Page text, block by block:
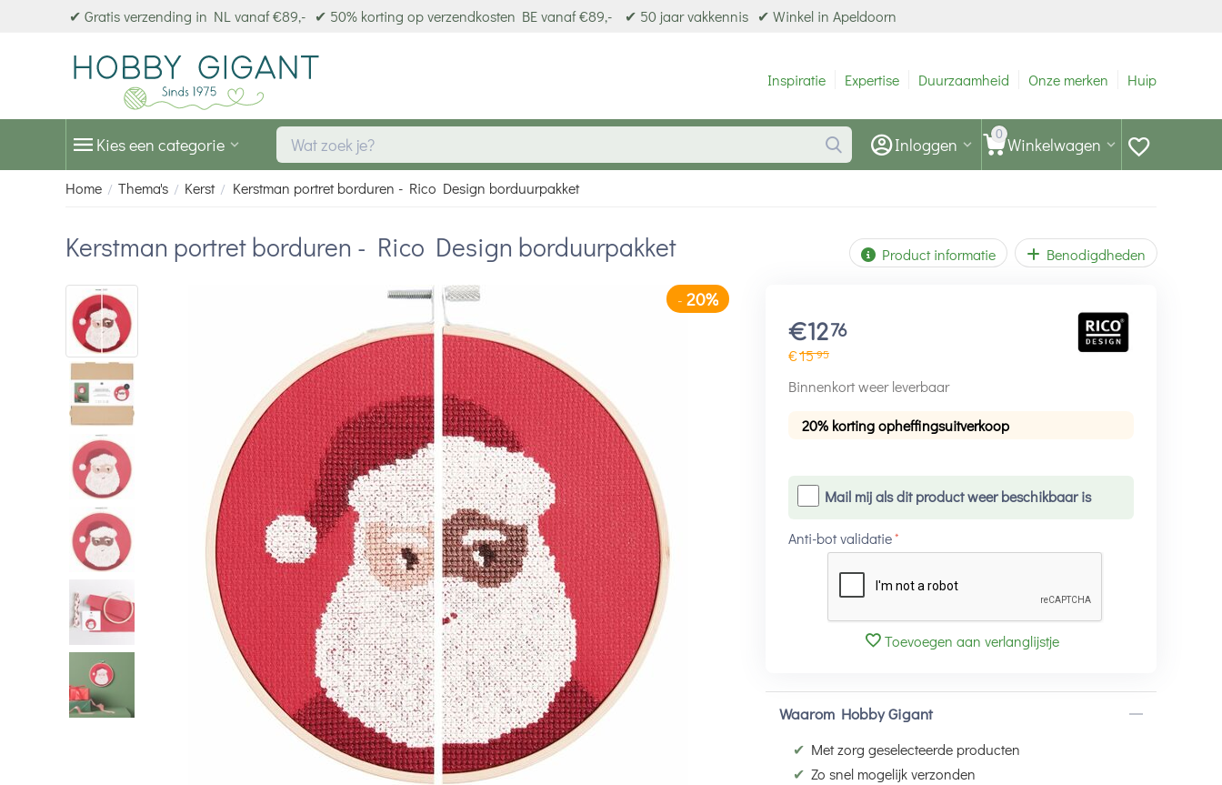
✔ Gratis verzending in NL vanaf €89,- ✔ 50% korting op verzendkosten BE vanaf €89,- ✔ 50 jaar vakkennis ✔ Winkel in Apeldoorn
Inspiratie Expertise Duurzaamheid Onze merken Hulp
Kies een categorie 0 Winkelwagen
Inloggen
Home / Thema's / Kerst / Kerstman portret borduren - Rico Design borduurpakket
Kerstman portret borduren - Rico Design borduurpakket Product informatie Benodigdheden
- 20%
€1276
€1595
Binnenkort weer leverbaar
20% korting opheffingsuitverkoop
Mail mij als dit product weer beschikbaar is
Anti-bot validatie
Toevoegen aan verlanglijstje
Waarom Hobby Gigant
✔ Met zorg geselecteerde producten
✔ Zo snel mogelijk verzonden